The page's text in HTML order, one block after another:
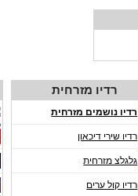
רדיו מזרחית
רדיו נושמים מזרחית
רדיו שירי דיכאון
גלגלצ מזרחית
רדיו קול ערים